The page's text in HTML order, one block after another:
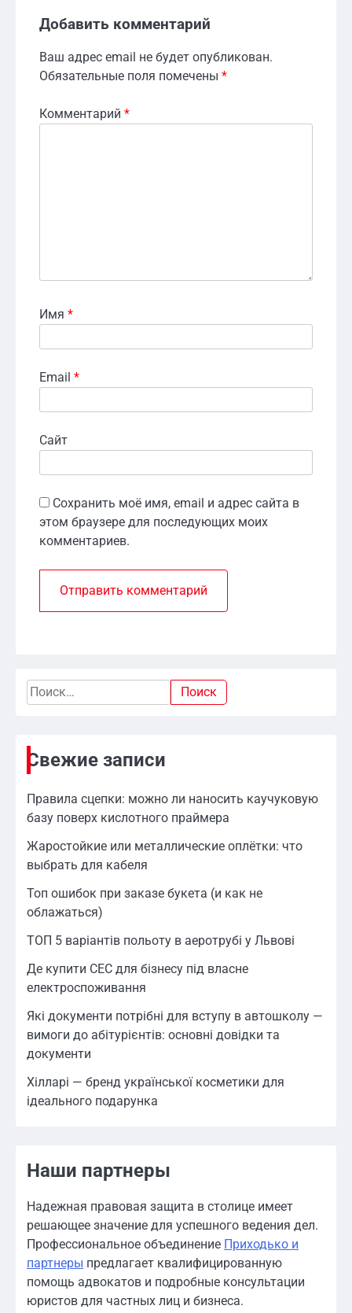
Добавить комментарий
Ваш адрес email не будет опубликован.
Обязательные поля помечены *
Комментарий *
Имя *
Email *
Сайт
Сохранить моё имя, email и адрес сайта в
этом браузере для последующих моих
комментариев.
Найти:
Свежие записи
Правила сцепки: можно ли наносить каучуковую
базу поверх кислотного праймера
Жаростойкие или металлические оплётки: что
выбрать для кабеля
Топ ошибок при заказе букета (и как не
облажаться)
ТОП 5 варіантів польоту в аеротрубі у Львові
Де купити СЕС для бізнесу під власне
електроспоживання
Які документи потрібні для вступу в автошколу —
вимоги до абітурієнтів: основні довідки та
документи
Хілларі — бренд української косметики для
ідеального подарунка
Наши партнеры
Надежная правовая защита в столице имеет
решающее значение для успешного ведения дел.
Профессиональное объединение Приходько и
партнеры предлагает квалифицированную
помощь адвокатов и подробные консультации
юристов для частных лиц и бизнеса.